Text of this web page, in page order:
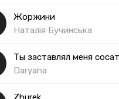
Жоржини
Наталія Бучинська
Daryana